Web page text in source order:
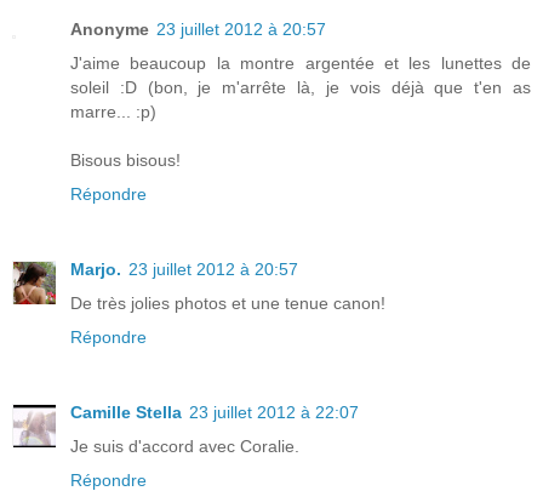
Anonyme 23 juillet 2012 à 20:57
J'aime beaucoup la montre argentée et les lunettes de
soleil :D (bon, je m'arrête là, je vois déjà que t'en as
marre... :p)
Bisous bisous!
Répondre
Marjo. 23 juillet 2012 à 20:57
De très jolies photos et une tenue canon!
Répondre
Camille Stella 23 juillet 2012 à 22:07
Je suis d'accord avec Coralie.
Répondre